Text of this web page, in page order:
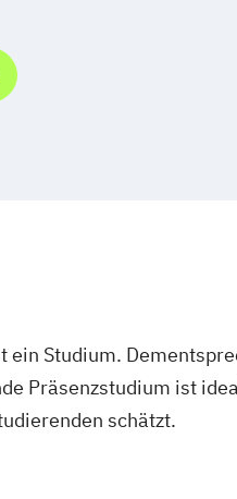
Studium.
Präsenzstudium ist
schätzt.